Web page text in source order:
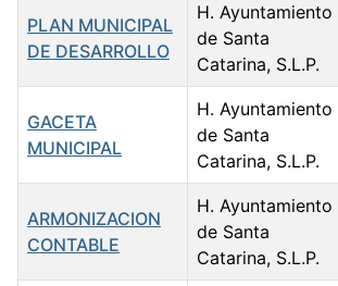
PLAN MUNICIPAL
DE DESARROLLO
H. Ayuntamiento
de Santa
Catarina, S.L.P.
GACETA
MUNICIPAL
H. Ayuntamiento
de Santa
Catarina, S.L.P.
ARMONIZACION
CONTABLE
H. Ayuntamiento
de Santa
Catarina, S.L.P.